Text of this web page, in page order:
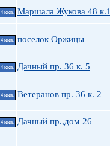
4 ккв. Маршала Жукова 48 к.1
4 ккв. поселок Оржицы
4 ккв. Дачный пр. 36 к. 5
4 ккв. Ветеранов пр. 36 к. 2
4 ккв. Дачный пр.,дом 26